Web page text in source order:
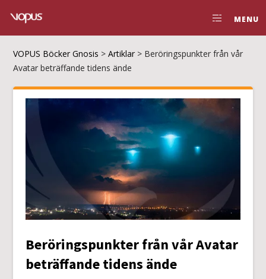
MENU
VOPUS Böcker Gnosis >Artiklar > Beröringspunkter från vår
Avatar beträffande tidens ände
Beröringspunkter från vår Avatar
beträffande tidens ände